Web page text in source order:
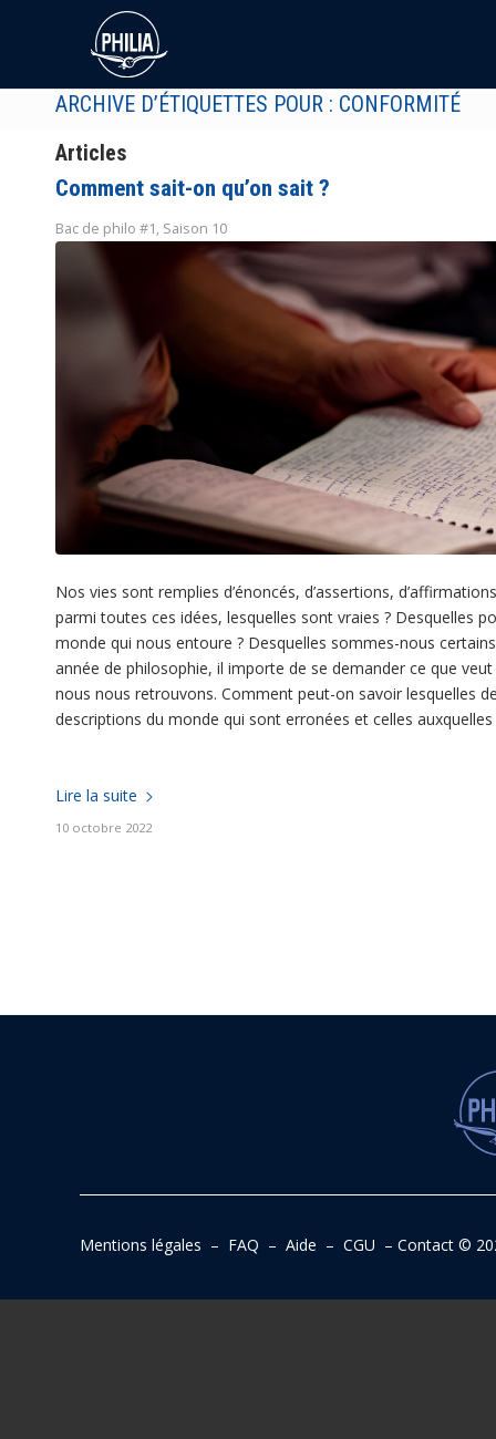
ARCHIVE D’ÉTIQUETTES POUR : CONFORMITÉ
Articles
Comment sait-on qu’on sait ?
Bac de philo #1, Saison 10
Nos vies sont remplies d’énoncés, d’assertions,
parmi toutes ces idées, lesquelles sont vraies ? Desquelles
monde qui nous entoure ? Desquelles sommes-nous
année de philosophie, il importe de se demander ce que veut
nous nous retrouvons. Comment peut-on savoir lesquelles
descriptions du monde qui sont erronées et celles
Lire la suite
10 octobre 2022
Mentions légales – FAQ – Aide – CGU – Contact©